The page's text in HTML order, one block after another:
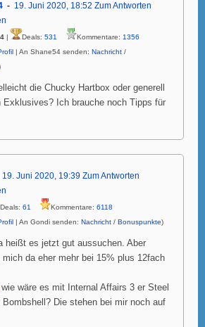
19. Juni 2020, 18:52 Zum Antworten
| Deals: 531 Kommentare: 1356
| An Shane54 senden: Nachricht /
die Chucky Hartbox oder generell
Exklusives? Ich brauche noch Tipps für
19. Juni 2020, 19:39 Zum Antworten
61 Kommentare: 6118
| An Gondi senden: Nachricht / Bonuspunkte)
heißt es jetzt gut aussuchen. Aber
mich da eher mehr bei 15% plus 12fach
wie wäre es mit Internal Affairs 3 er Steel
Bombshell? Die stehen bei mir noch auf